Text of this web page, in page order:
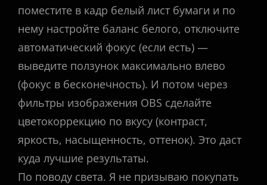
поместите в кадр белый лист бумаги и по
нему настройте баланс белого, отключите
автоматический фокус (если есть) —
выведите ползунок максимально влево
(фокус в бесконечность). И потом через
фильтры изображения OBS сделайте
цветокоррекцию по вкусу (контраст,
яркость, насыщенность, оттенок). Это даст
куда лучшие результаты.
По поводу света. Я не призываю покупать